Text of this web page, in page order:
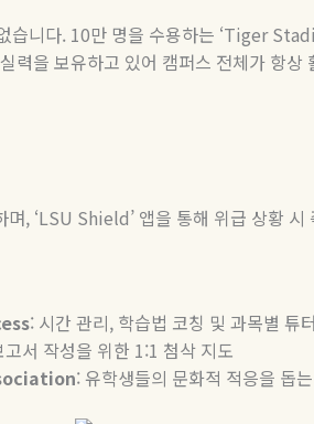
습니다. 10만 명을 수용하는 ‘Tiger
력을 보유하고 있어 캠퍼스 전체가 항상
며, ‘LSU Shield’ 앱을 통해 위급 상황
: 시간 관리, 학습법 코칭 및 과목별 튜
고서 작성을 위한 1:1 첨삭 지도
:유학생들의 문화적 적응을 돕는